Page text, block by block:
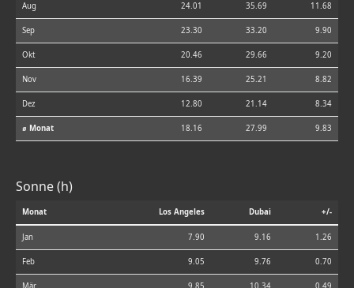
Aug 24.01 35.69 11.68
Sep 23.30 33.20 9.90
Okt 20.46 29.66 9.20
Nov 16.39 25.21 8.82
Dez 12.80 21.14 8.34
⌀ Monat 18.16 27.99 9.83
Sonne (h)
Monat Los Angeles Dubai +/-
Jan 7.90 9.16 1.26
Feb 9.05 9.76 0.70